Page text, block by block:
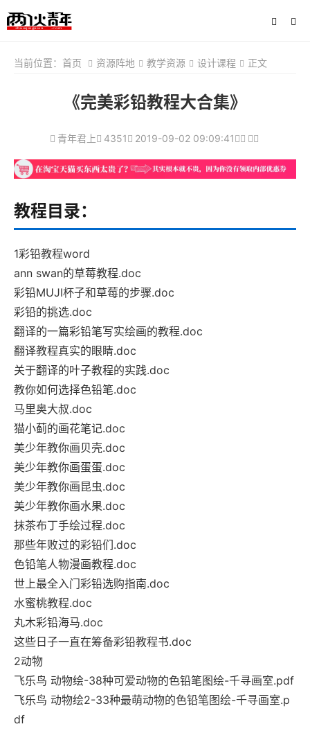
当前位置： 首页 资源阵地 教学资源 设计课程 正文
《完美彩铅教程大合集》
青年君上 4351 2019-09-02 09:09:41
教程目录：
1彩铅教程word
ann swan的草莓教程.doc
彩铅MUJI杯子和草莓的步骤.doc
彩铅的挑选.doc
翻译的一篇彩铅笔写实绘画的教程.doc
翻译教程真实的眼睛.doc
关于翻译的叶子教程的实践.doc
教你如何选择色铅笔.doc
马里奥大叔.doc
猫小蓟的画花笔记.doc
美少年教你画贝壳.doc
美少年教你画蛋蛋.doc
美少年教你画昆虫.doc
美少年教你画水果.doc
抹茶布丁手绘过程.doc
那些年败过的彩铅们.doc
色铅笔人物漫画教程.doc
世上最全入门彩铅选购指南.doc
水蜜桃教程.doc
丸木彩铅海马.doc
这些日子一直在筹备彩铅教程书.doc
2动物
飞乐鸟 动物绘-38种可爱动物的色铅笔图绘-千寻画室.pdf
飞乐鸟 动物绘2-33种最萌动物的色铅笔图绘-千寻画室.p
df